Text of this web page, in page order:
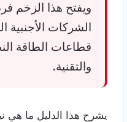
ويفتح هذا الزخم
الشركات الأجنبية
قطاعات الطاقة
والتقنية.
يشرح هذا الدليل ما هي